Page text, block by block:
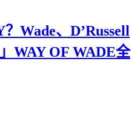
Wade、D’Russell
WAY OF WADE全